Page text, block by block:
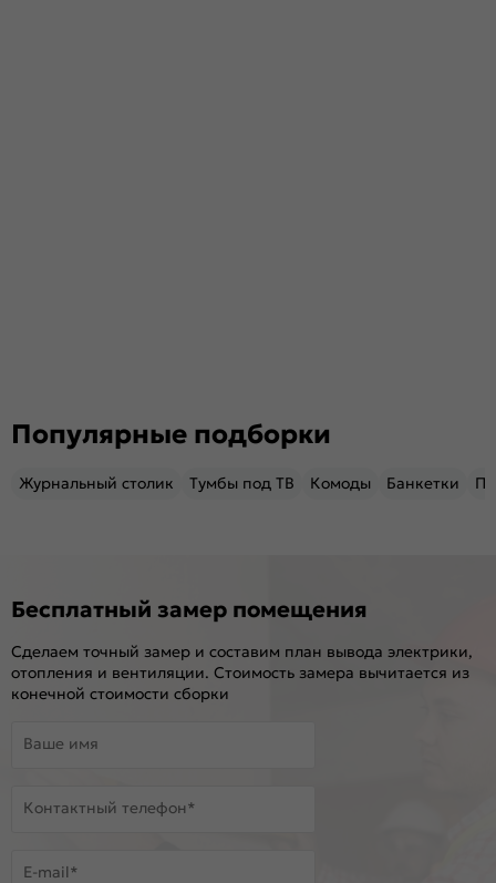
Популярные подборки
Журнальный столик Тумбы под ТВ Комоды Банкетки
Бесплатный замер помещения
Сделаем точный замер и составим план вывода электрики,
отопления и вентиляции. Стоимость замера вычитается из
конечной стоимости сборки
Ваше имя
Контактный телефон*
E-mail*